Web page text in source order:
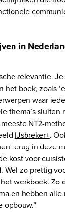
in
relevantie.
het boek, zoals
waar
thema’s sluiten
NT2-
IJsbreker+.
terug in deze
kost voor
Wel zo prettig
werkboek. Zo
en hebben alle
opbouw.”